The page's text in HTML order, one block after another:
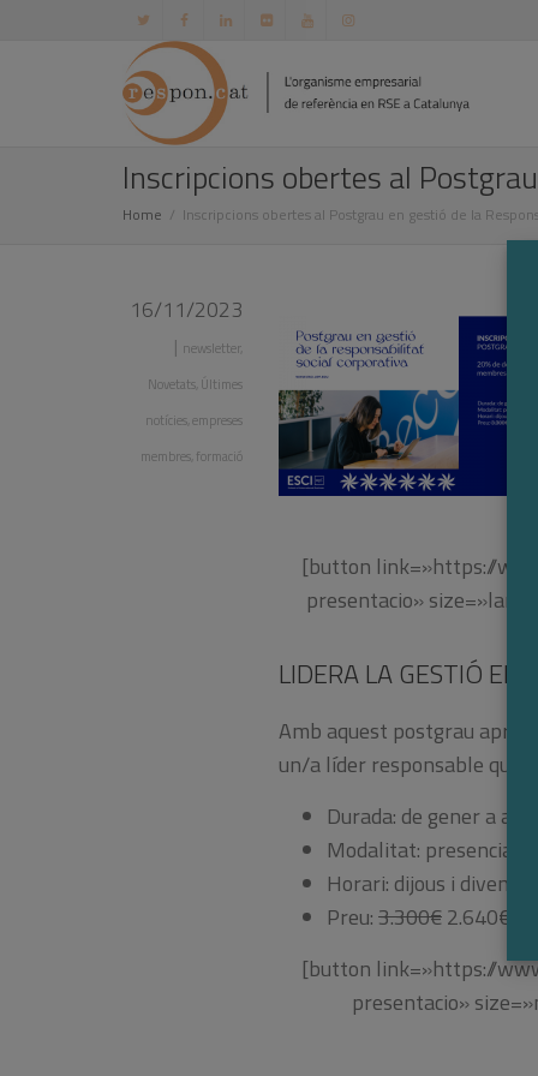
Inscripcions obertes al
Home Inscripcions obertes al Postgrau en gestió de la
16/11/2023
| newsletter,
Novetats Últimes
notícies empreses
membres formació
[button link=»https://
presentacio»
LIDERA LA GESTIÓ
Amb aquest postgrau
un/a líder responsable que
Durada: de gener a abril
Modalitat: presencial
Horari: dijous i
Preu:3.300€2.640€
[button link=»https://
presentacio»